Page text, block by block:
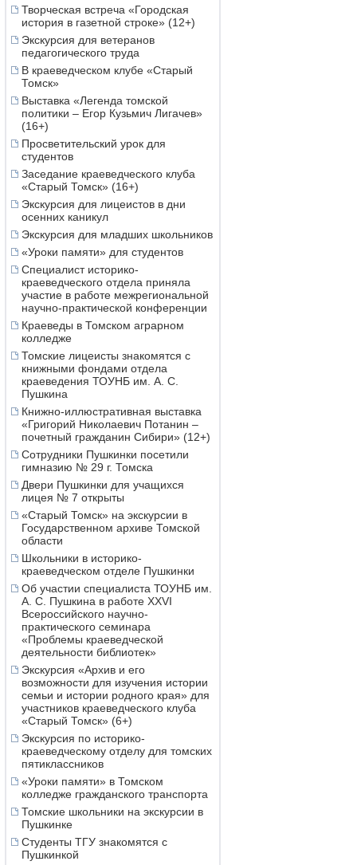
Творческая встреча «Городская
история в газетной строке» (12+)
Экскурсия для ветеранов
педагогического труда
В краеведческом клубе «Старый
Томск»
Выставка «Легенда томской
политики – Егор Кузьмич Лигачев»
(16+)
Просветительский урок для
студентов
Заседание краеведческого клуба
«Старый Томск» (16+)
Экскурсия для лицеистов в дни
осенних каникул
Экскурсия для младших школьников
«Уроки памяти» для студентов
Специалист историко-
краеведческого отдела приняла
участие в работе межрегиональной
научно-практической конференции
Краеведы в Томском аграрном
колледже
Томские лицеисты знакомятся с
книжными фондами отдела
краеведения ТОУНБ им. А. С.
Пушкина
Книжно-иллюстративная выставка
«Григорий Николаевич Потанин –
почетный гражданин Сибири» (12+)
Сотрудники Пушкинки посетили
гимназию № 29 г. Томска
Двери Пушкинки для учащихся
лицея № 7 открыты
«Старый Томск» на экскурсии в
Государственном архиве Томской
области
Школьники в историко-
краеведческом отделе Пушкинки
Об участии специалиста ТОУНБ им.
А. С. Пушкина в работе XXVI
Всероссийского научно-
практического семинара
«Проблемы краеведческой
деятельности библиотек»
Экскурсия «Архив и его
возможности для изучения истории
семьи и истории родного края» для
участников краеведческого клуба
«Старый Томск» (6+)
Экскурсия по историко-
краеведческому отделу для томских
пятиклассников
«Уроки памяти» в Томском
колледже гражданского транспорта
Томские школьники на экскурсии в
Пушкинке
Студенты ТГУ знакомятся с
Пушкинкой